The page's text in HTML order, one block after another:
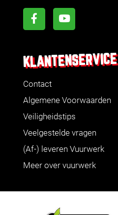
KLANTENSERVICE
Contact
Algemene Voorwaarden
Veiligheidstips
Veelgestelde vragen
(Af-) leveren Vuurwerk
Meer over vuurwerk